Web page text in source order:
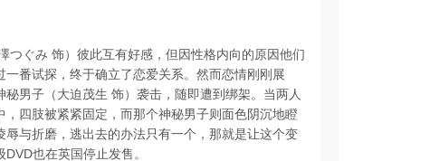
つぐみ 饰）彼此互有好感，但因性格内向的原因他们
番试探，终于确立了恋爱关系。然而恋情刚刚展
男子（大迫茂生 饰）袭击，随即遭到绑架。当两人
四肢被紧紧固定，而那个神秘男子则面色阴沉地瞪
与折磨，逃出去的办法只有一个，那就是让这个变
也在英国停止发售。